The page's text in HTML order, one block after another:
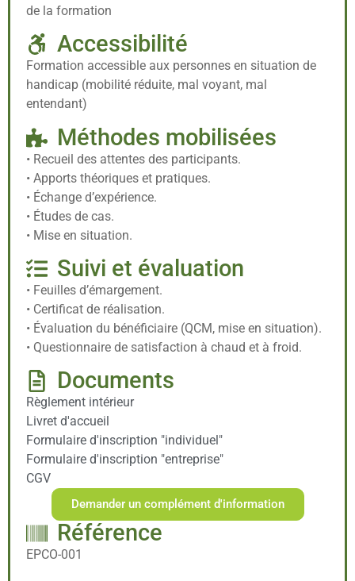
de la formation
Accessibilité
Formation accessible aux personnes en situation de
handicap (mobilité réduite, mal voyant, mal
entendant)
Méthodes mobilisées
• Recueil des attentes des participants.
• Apports théoriques et pratiques.
• Échange d’expérience.
• Études de cas.
• Mise en situation.
Suivi et évaluation
• Feuilles d’émargement.
• Certificat de réalisation.
• Évaluation du bénéficiaire (QCM, mise en situation).
• Questionnaire de satisfaction à chaud et à froid.
Documents
Règlement intérieur
Livret d'accueil
Formulaire d'inscription "individuel"
Formulaire d'inscription "entreprise"
CGV
Demander un complément d'information
Référence
EPCO-001